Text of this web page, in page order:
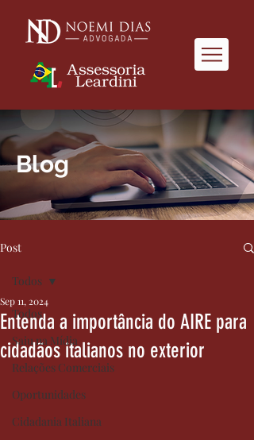
Blog
Post
Todos
Saiu na Mídia
Relações Comerciais
Oportunidades
Cidadania Italiana
Todos
Entenda a importância do AIRE para
cidadãos italianos no exterior
Sep 11, 2024